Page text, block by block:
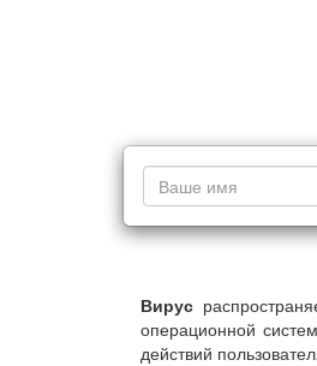
Вирус
операционной
действий